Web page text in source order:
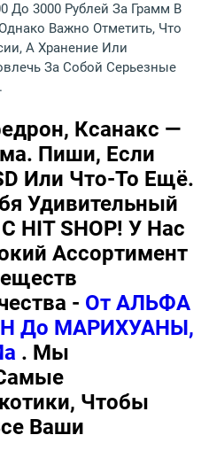
До 3000 Рублей За Грамм В
Важно Отметить, Что
А Хранение Или
За Собой Серьезные
Ксанакс —
Пиши, Если
Или Что-То Ещё.
Удивительный
HIT SHOP! У Нас
Ассортимент
- От АЛЬФА
До МАРИХУАНЫ,
. Мы
Чтобы
Ваши